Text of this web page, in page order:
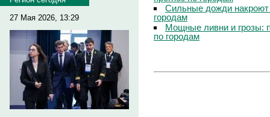
27 Мая 2026, 13:29
Сильные дожди
городам
Мощные ливни и грозы:
по городам